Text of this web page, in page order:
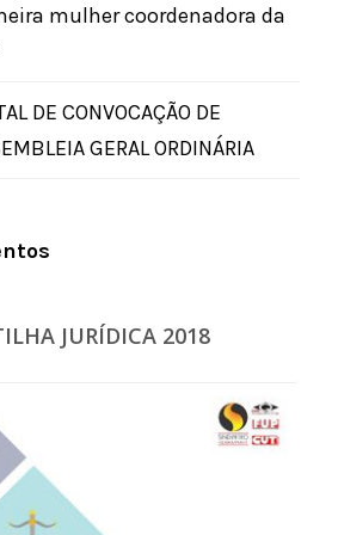
mulher coordenadora da
DE CONVOCAÇÃO DE
GERAL ORDINÁRIA
JURÍDICA 2018